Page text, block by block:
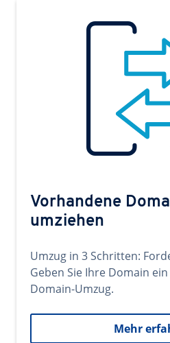
Vorhandene
umziehen
Umzug in 3 Schritten:
Geben Sie Ihre Domain
Domain-Umzug.
Mehr